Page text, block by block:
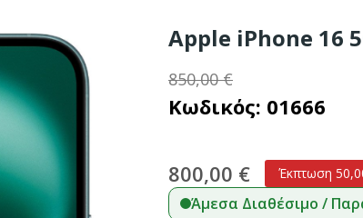
Apple iPhone 16
850,00 €
Κωδικός: 01666
800,00 € Έκπτωση
Άμεσα Διαθέσιμο /